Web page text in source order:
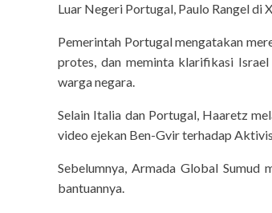
Luar Negeri Portugal, Paulo Rangel di
Pemerintah Portugal mengatakan
protes, dan meminta klarifikasi
warga negara.
Selain Italia dan Portugal, Haaretz
video ejekan Ben-Gvir terhadap
Sebelumnya, Armada Global
bantuannya.